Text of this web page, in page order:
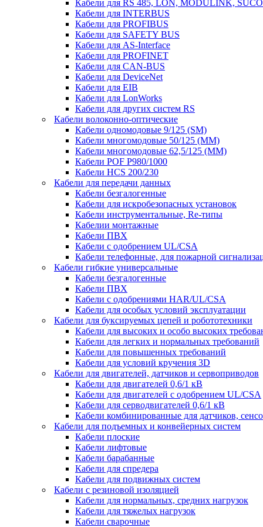
Кабели для RS 485, LON, MODULINK,
Кабели для INTERBUS
Кабели для PROFIBUS
Кабели для SAFETY BUS
Кабели для AS-Interface
Кабели для PROFINET
Кабели для CAN-BUS
Кабели для DeviceNet
Кабели для EIB
Кабели для LonWorks
Кабели для других систем RS
Кабели волоконно-оптические
Кабели одномодовые 9/125 (SM)
Кабели многомодовые 50/125 (ММ)
Кабели многомодовые 62,5/125 (ММ)
Кабели POF P980/1000
Кабели HCS 200/230
Кабели для передачи данных
Кабели безгалогенные
Кабели для искробезопасных установок
Кабели инструментальные, Re-типы
Кабелии монтажные
Кабели ПВХ
Кабели с одобрением UL/CSA
Кабели телефонные, для пожарной
Кабели гибкие универсальные
Кабели безгалогенные
Кабели ПВХ
Кабели с одобрениями HAR/UL/CSA
Кабели для особых условий эксплуатации
Кабели для буксируемых цепей и робототехники
Кабели для высоких и особо высоких
Кабели для легких и нормальных требований
Кабели для повышенных требований
Кабели для условий кручения 3D
Кабели для двигателей, датчиков и сервоприводов
Кабели для двигателей 0,6/1 кВ
Кабели для двигателей с одобрением UL/CSA
Кабели для серводвигателей 0,6/1 кВ
Кабели комбинированные для датчиков,
Кабели для подъемных и конвейерных систем
Кабели плоские
Кабели лифтовые
Кабели барабанные
Кабели для спредера
Кабели для подвижных систем
Кабели с резиновой изоляцией
Кабели для нормальных, средних нагрузок
Кабели для тяжелых нагрузок
Кабели сварочные